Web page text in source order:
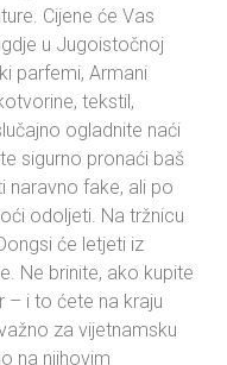
Cijene će Vas
u Jugoistočnoj
parfemi, Armani
tekstil,
ogladnite naći
sigurno pronaći baš
naravno fake, ali po
odoljeti. Na tržnicu
će letjeti iz
Ne brinite, ako kupite
i to ćete na kraju
za vijetnamsku
na njihovim